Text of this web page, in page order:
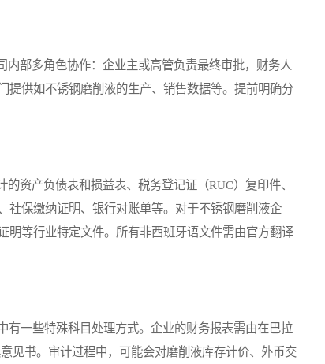
部多角色协作：企业主或高管负责最终审批，财务人
提供如不锈钢磨削液的生产、销售数据等。提前明确分
产负债表和损益表、税务登记证（RUC）复印件、
社保缴纳证明、银行对账单等。对于不锈钢磨削液企
明等行业特定文件。所有非西班牙语文件需由官方翻译
一些特殊科目处理方式。企业的财务报表需由在巴拉
见书。审计过程中，可能会对磨削液库存计价、外币交